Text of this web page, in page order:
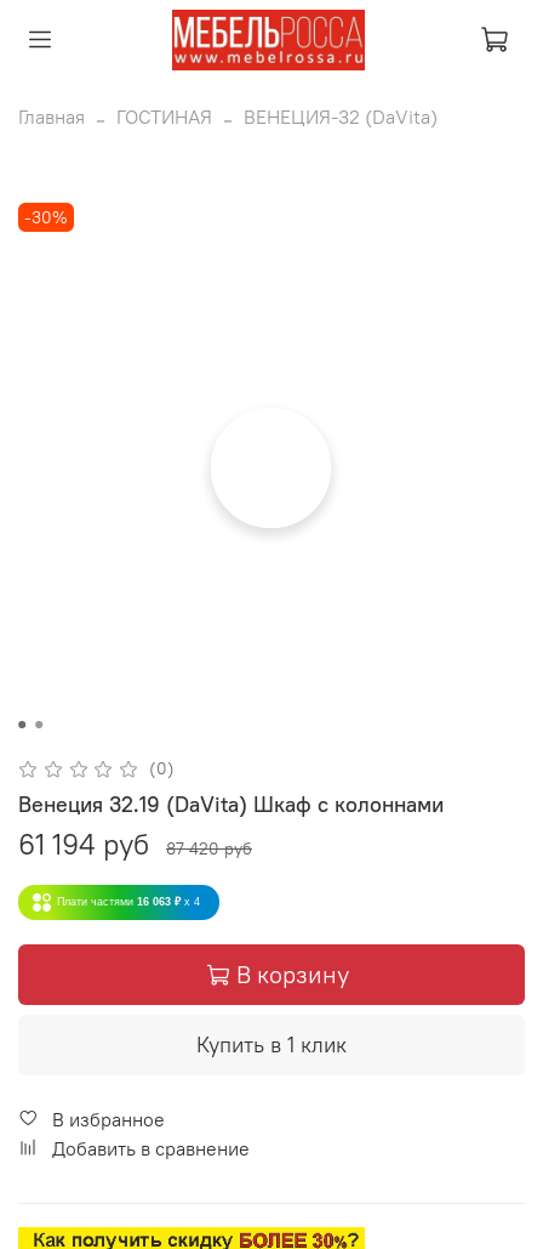
Главная ГОСТИНАЯ ВЕНЕЦИЯ-32 (DaVita)
-30%
(0)
Венеция 32.19 (DaVita) Шкаф с колоннами
61 194 руб 87 420 руб
Плати частями 16 063 ₽ x 4
В корзину
Купить в 1 клик
В избранное
Добавить в сравнение